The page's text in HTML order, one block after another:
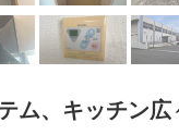
ム、キッチン広